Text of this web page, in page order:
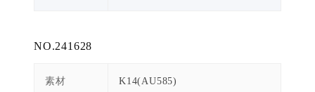
NO.241628
素材 K14(AU585)